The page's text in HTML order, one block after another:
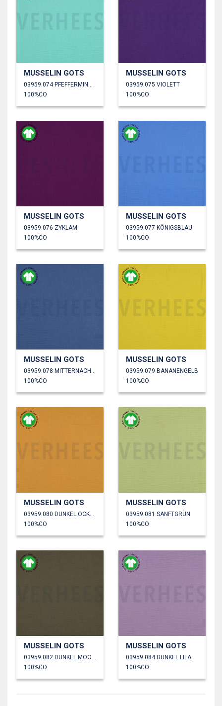
MUSSELIN GOTS
100%CO
MUSSELIN GOTS
03959.075 VIOLETT
100%CO
MUSSELIN GOTS
03959.076 ZYKLAM
100%CO
MUSSELIN GOTS
03959.077 KÖNIGSBLAU
100%CO
MUSSELIN GOTS
100%CO
MUSSELIN GOTS
03959.079 BANANENGELB
100%CO
MUSSELIN GOTS
100%CO
MUSSELIN GOTS
03959.081 SANFTGRÜN
100%CO
MUSSELIN GOTS
100%CO
MUSSELIN GOTS
03959.084 DUNKEL LILA
100%CO